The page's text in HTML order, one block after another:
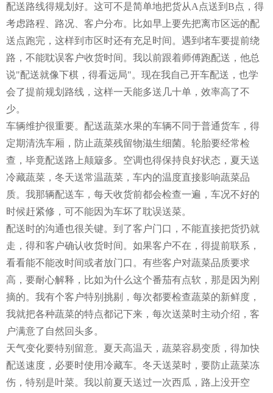
配送路线得规划好。这可不是简单地把货从A点送到B点，得
考虑路程、路况、客户分布。比如早上要先把离市区远的配
送点跑完，这样到市区时还有充足时间。遇到堵车要提前绕
路，不能耽误客户收货时间。我以前跟着师傅跑配送，他总
说"配送就像下棋，得看远局"。现在我自己开车配送，也学
会了提前规划路线，这样一天能多送几十单，效率高了不
少。
车辆维护很重要。配送蔬菜水果的车辆不同于普通货车，得
定期清洗车厢，防止蔬菜残留物滋生细菌。轮胎要经常检
查，毕竟配送路上颠簸多。空调也得保持良好状态，夏天送
冷藏蔬菜，冬天送常温蔬菜，车内的温度直接影响蔬菜品
质。我那辆配送车，每天收货前都会检查一遍，车况不好的
时候赶紧修，可不能因为车坏了耽误送菜。
配送时的沟通也很关键。到了客户门口，不能直接把货扔就
走，得和客户确认收货时间。如果客户不在，得提前联系，
看看能不能改时间或者放门口。有些客户对蔬菜品质要求
高，要耐心解释，比如为什么这个番茄有点软，那是因为刚
摘的。我有个客户特别挑剔，每次都要检查蔬菜的新鲜度，
我就把各种蔬菜的特点都记下来，每次送菜时主动介绍，客
户满意了自然回头多。
天气变化要特别留意。夏天高温天，蔬菜容易变质，得加快
配送速度，必要时使用冷藏车。冬天送菜时，要防止蔬菜冻
伤，特别是叶菜。我以前夏天送过一次西瓜，路上没开空